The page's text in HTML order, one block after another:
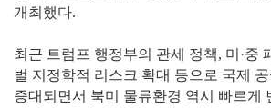
개최했다.
최근 트럼프 행정부의 관세 정책, 미·중
벌 지정학적 리스크 확대 등으로 국제
증대되면서 북미 물류환경 역시 빠르게